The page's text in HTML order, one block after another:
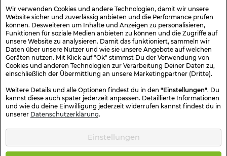
Wir verwenden Cookies und andere Technologien, damit wir unsere
Website sicher und zuverlässig anbieten und die Performance prüfen
können. Desweiteren um Inhalte und Anzeigen zu personalisieren,
Funktionen für soziale Medien anbieten zu können und die Zugriffe auf
unsere Website zu analysieren. Damit das funktioniert, sammeln wir
Daten über unsere Nutzer und wie sie unsere Angebote auf welchen
Geräten nutzen. Mit Klick auf "Ok" stimmst Du der Verwendung von
Cookies und anderen Technologien zur Verarbeitung Deiner Daten zu,
einschließlich der Übermittlung an unsere Marketingpartner (Dritte).
Weitere Details und alle Optionen findest du in den "Einstellungen". Du
kannst diese auch später jederzeit anpassen. Detaillierte Informationen
und wie du deine Einwilligung jederzeit widerrufen kannst findest du in
unserer Datenschutzerklärung.
Einstellungen
Geschenk-Gutscheine
Versand & Rücksendung
Sicher Einkaufen
Kotte & Zeller 2026 © Alle Rechte vorbehalten. Die durchgestrichenen